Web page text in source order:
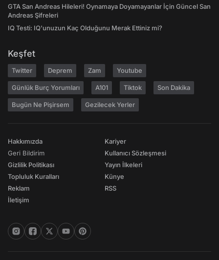
GTA San Andreas Hileleri! Oynamaya Doyamayanlar İçin Güncel San
Andreas Şifreleri
IQ Testi: IQ'unuzun Kaç Olduğunu Merak Ettiniz mi?
Keşfet
Twitter Deprem Zam Youtube
Günlük Burç Yorumları A101 Tiktok Son Dakika
Bugün Ne Pişirsem Gezilecek Yerler
Hakkımızda
Geri Bildirim
Gizlilik Politikası
Topluluk Kuralları
Reklam
İletişim
Kariyer
Kullanıcı Sözleşmesi
Yayın İlkeleri
Künye
RSS